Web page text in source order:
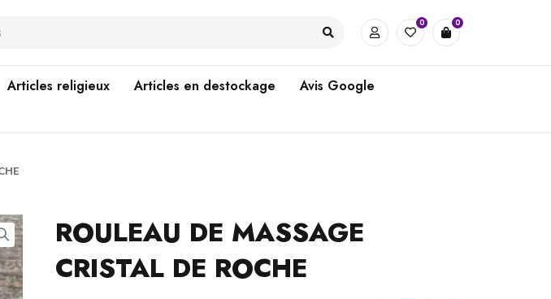
0 0
Articles religieux Articles en destockage
Avis Google
ROULEAU DE MASSAGE
CRISTAL DE ROCHE